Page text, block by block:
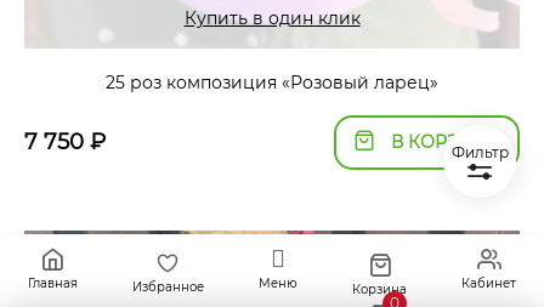
Главная Избранное Меню Корзина
0
Кабинет
Купить в один клик
25 роз композиция «Розовый ларец»
7 750 ₽ В КОРЗИНУ
Фильтр